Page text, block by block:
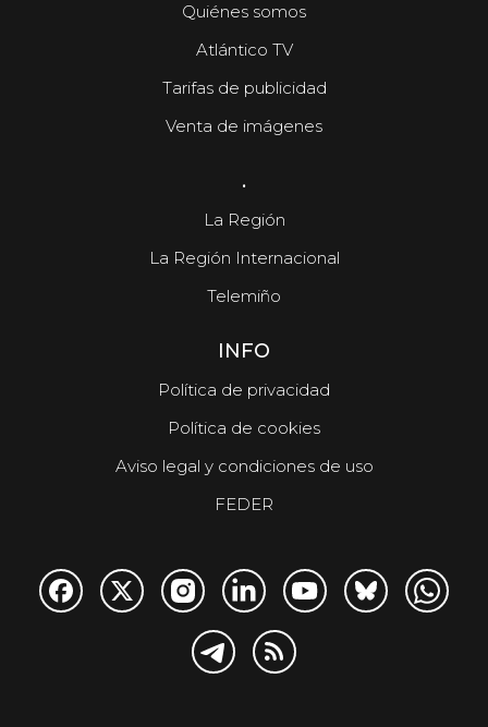
Quiénes somos
Atlántico TV
Tarifas de publicidad
Venta de imágenes
.
La Región
La Región Internacional
Telemiño
INFO
Política de privacidad
Política de cookies
Aviso legal y condiciones de uso
FEDER